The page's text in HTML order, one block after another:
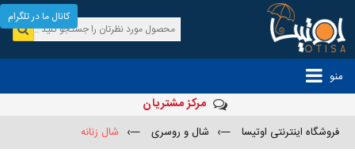
منو
مرکز مشتریان
فروشگاه اینترنتی اوتیسا —› شال و روسری —› شال زنانه
کانال ما در تلگرام